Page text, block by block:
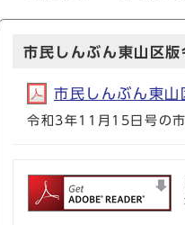
市民しんぶん東山区
市民しんぶん東
令和3年11月15日号の市